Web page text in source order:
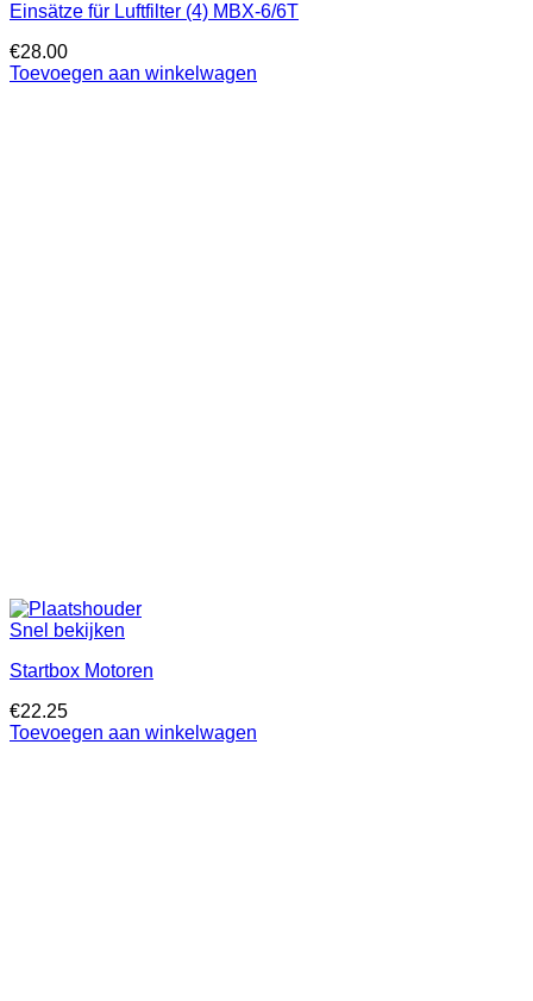
Einsätze für Luftfilter (4) MBX-6/6T
€28.00
Toevoegen aan winkelwagen
Snel bekijken
Startbox Motoren
€22.25
Toevoegen aan winkelwagen